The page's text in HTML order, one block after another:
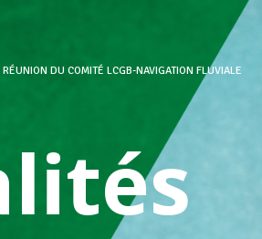
RÉUNION DU COMITÉ LCGB-NAVIGATION FLUVIALE